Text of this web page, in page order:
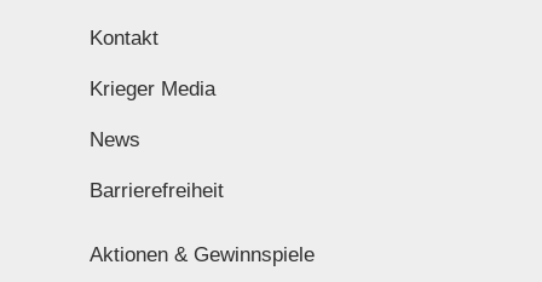
Kontakt
Krieger Media
News
Barrierefreiheit
Aktionen & Gewinnspiele